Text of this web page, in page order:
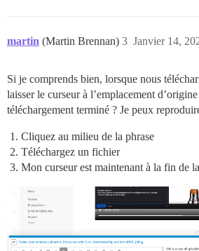
martin (Martin Brennan) Janvier 14,
3
Si je comprends bien, lorsque nous
laisser le curseur à l’emplacement
téléchargement terminé ? Je peux
Cliquez au milieu de la phrase
Téléchargez un fichier
Mon curseur est maintenant à la fin de